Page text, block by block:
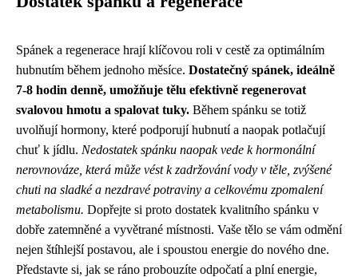
Spánek a regenerace hrají klíčovou roli v cestě za optimálním
hubnutím během jednoho měsíce. Dostatečný spánek, ideálně
7-8 hodin denně, umožňuje tělu efektivně regenerovat
svalovou hmotu a spalovat tuky. Během spánku se totiž
uvolňují hormony, které podporují hubnutí a naopak potlačují
chuť k jídlu. Nedostatek spánku naopak vede k hormonální
nerovnováze, která může vést k zadržování vody v těle, zvýšené
chuti na sladké a nezdravé potraviny a celkovému zpomalení
metabolismu. Dopřejte si proto dostatek kvalitního spánku v
dobře zatemněné a vyvětrané místnosti. Vaše tělo se vám odmění
nejen štíhlejší postavou, ale i spoustou energie do nového dne.
Představte si, jak se ráno probouzíte odpočatí a plní energie,